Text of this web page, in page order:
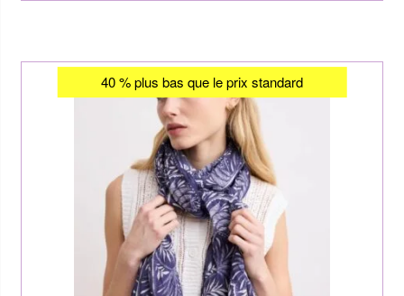
40 % plus bas que le prix standard